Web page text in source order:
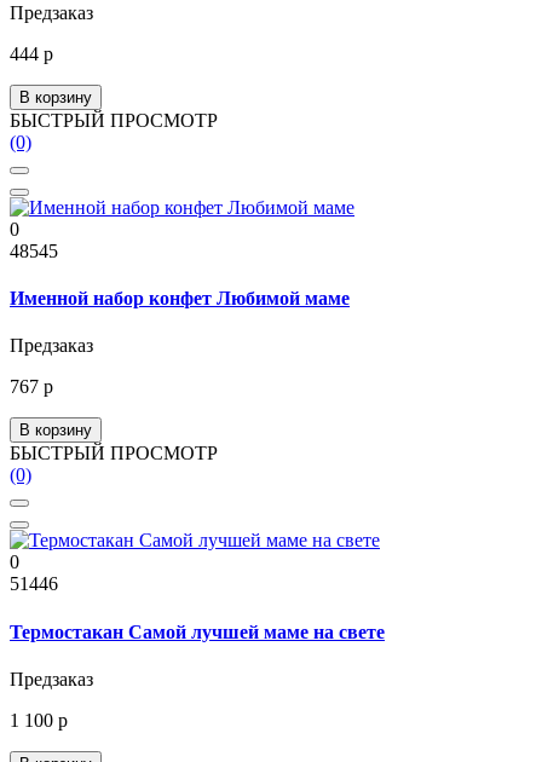
Предзаказ
444 р
В корзину
БЫСТРЫЙ ПРОСМОТР
(0)
0
48545
Именной набор конфет Любимой маме
Предзаказ
767 р
В корзину
БЫСТРЫЙ ПРОСМОТР
(0)
0
51446
Термостакан Самой лучшей маме на свете
Предзаказ
1 100 р